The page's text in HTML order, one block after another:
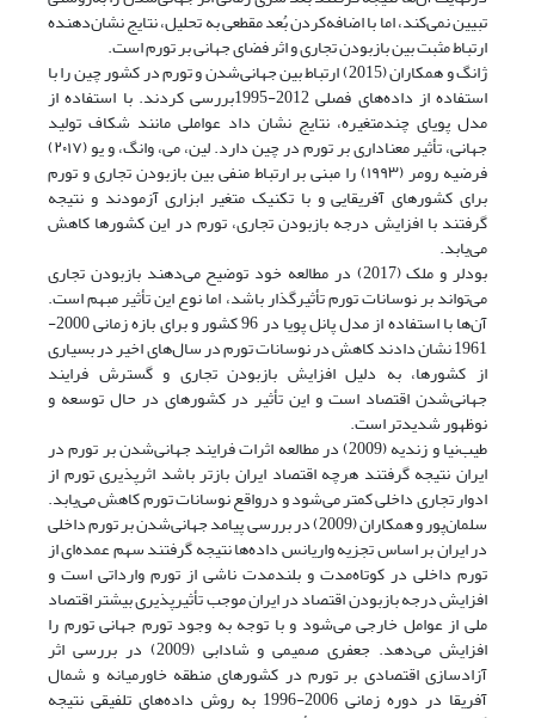
تبیین نمی‌کند، اما با اضافه‌کردن بُعد مقطعی به تحلیل، نتایج نشان‌دهنده
ارتباط مثبت بین بازبودن تجاری و اثر فضای جهانی بر تورم است.
ژانگ و همکاران (2015) ارتباط بین جهانی‌شدن و تورم در کشور چین را با
استفاده از داده‌های فصلی 2012-1995بررسی کردند. با استفاده از
مدل پویای چندمتغیره، نتایج نشان داد عواملی مانند شکاف تولید
جهانی، تأثیر معناداری بر تورم در چین دارد. لین، می، وانگ، و یو (۲۰۱۷)
فرضیه رومر (۱۹۹۳) را مبنی بر ارتباط منفی بین بازبودن تجاری و تورم
برای کشورهای آفریقایی و با تکنیک متغیر ابزاری آزمودند و نتیجه
گرفتند با افزایش درجه بازبودن تجاری، تورم در این کشورها کاهش
می‌یابد.
بودلر و ملک (2017) در مطالعه خود توضیح می‌دهند بازبودن تجاری
می‌تواند بر نوسانات تورم تأثیرگذار باشد، اما نوع این تأثیر مبهم است.
آن‌ها با استفاده از مدل پانل پویا در 96 کشور و برای بازه زمانی 2000-
1961 نشان دادند کاهش در نوسانات تورم در سال‌های اخیر در بسیاری
از کشورها، به دلیل افزایش بازبودن تجاری و گسترش فرایند
جهانی‌شدن اقتصاد است و این تأثیر در کشورهای در حال توسعه و
نوظهور شدیدتر است.
طیب‌نیا و زندیه (2009) در مطالعه اثرات فرایند جهانی‌شدن بر تورم در
ایران نتیجه گرفتند هرچه اقتصاد ایران بازتر باشد اثرپذیری تورم از
ادوار تجاری داخلی کمتر می‌شود و درواقع نوسانات تورم کاهش می‌یابد.
سلمان‌پور و همکاران (2009) در بررسی پیامد جهانی‌شدن بر تورم داخلی
در ایران بر اساس تجزیه واریانس داده‌ها نتیجه گرفتند سهم عمده‌ای از
تورم داخلی در کوتاه‌مدت و بلند‌مدت ناشی از تورم وارداتی است و
افزایش درجه بازبودن اقتصاد در ایران موجب تأثیر‌پذیری بیشتر اقتصاد
ملی از عوامل خارجی می‌شود و با توجه به وجود تورم جهانی تورم را
افزایش می‌دهد. جعفری صمیمی و شادابی (2009) در بررسی اثر
آزادسازی اقتصادی بر تورم در کشورهای منطقه خاورمیانه و شمال
آفریقا در دوره زمانی 2006-1996 به روش داده‌های تلفیقی نتیجه